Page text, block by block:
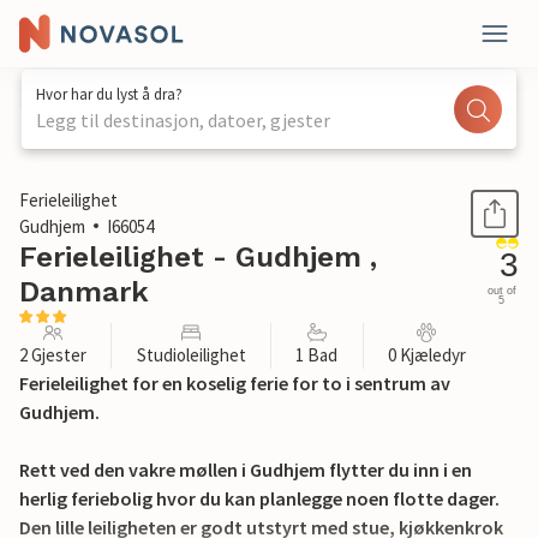
Hvor har du lyst å dra?
Legg til destinasjon, datoer, gjester
1 / 11
Ferieleilighet
Gudhjem
I66054
Ferieleilighet - Gudhjem ,
Danmark
3
out of
5
2 Gjester Studioleilighet 1 Bad 0 Kjæledyr
Ferieleilighet for en koselig ferie for to i sentrum av
Gudhjem.
Rett ved den vakre møllen i Gudhjem flytter du inn i en
herlig feriebolig hvor du kan planlegge noen flotte dager.
Den lille leiligheten er godt utstyrt med stue, kjøkkenkrok